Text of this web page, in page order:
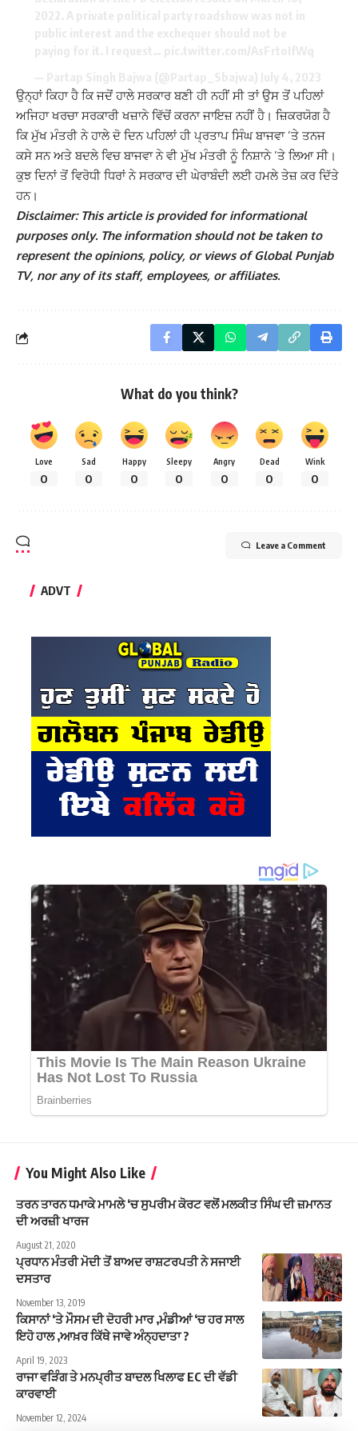
ਉਨ੍ਹਾਂ ਕਿਹਾ ਹੈ ਕਿ ਜਦੋਂ ਹਾਲੇ ਸਰਕਾਰ ਬਣੀ ਹੀ ਨਹੀਂ ਸੀ ਤਾਂ ਉਸ ਤੋਂ ਪਹਿਲਾਂ
ਅਜਿਹਾ ਖਰਚਾ ਸਰਕਾਰੀ ਖਜ਼ਾਨੇ ਵਿੱਚੋਂ ਕਰਨਾ ਜਾਇਜ਼ ਨਹੀਂ ਹੈ। ਜ਼ਿਕਰਯੋਗ ਹੈ
ਕਿ ਮੁੱਖ ਮੰਤਰੀ ਨੇ ਹਾਲੇ ਦੋ ਦਿਨ ਪਹਿਲਾਂ ਹੀ ਪ੍ਰਤਾਪ ਸਿੰਘ ਬਾਜਵਾ ’ਤੇ ਤਨਜ
ਕਸੇ ਸਨ ਅਤੇ ਬਦਲੇ ਵਿਚ ਬਾਜਵਾ ਨੇ ਵੀ ਮੁੱਖ ਮੰਤਰੀ ਨੂੰ ਨਿਸ਼ਾਨੇ ’ਤੇ ਲਿਆ ਸੀ।
ਕੁਝ ਦਿਨਾਂ ਤੋਂ ਵਿਰੋਧੀ ਧਿਰਾਂ ਨੇ ਸਰਕਾਰ ਦੀ ਘੇਰਾਬੰਦੀ ਲਈ ਹਮਲੇ ਤੇਜ਼ ਕਰ ਦਿੱਤੇ
ਹਨ।
Disclaimer: This article is provided for informational
purposes only. The information should not be taken to
represent the opinions, policy, or views of Global Punjab
TV, nor any of its staff, employees, or affiliates.
What do you think?
Love
0
Sad
0
Happy
0
Sleepy
0
Angry
0
Dead
0
Wink
0
Leave a Comment
ADVT
You Might Also Like
ਤਰਨ ਤਾਰਨ ਧਮਾਕੇ ਮਾਮਲੇ ‘ਚ ਸੁਪਰੀਮ ਕੋਰਟ ਵਲੋਂ ਮਲਕੀਤ ਸਿੰਘ ਦੀ ਜ਼ਮਾਨਤ
ਦੀ ਅਰਜ਼ੀ ਖਾਰਜ
August 21, 2020
ਪ੍ਰਧਾਨ ਮੰਤਰੀ ਮੋਦੀ ਤੋਂ ਬਾਅਦ ਰਾਸ਼ਟਰਪਤੀ ਨੇ ਸਜਾਈ
ਦਸਤਾਰ
November 13, 2019
ਕਿਸਾਨਾਂ ‘ਤੇ ਮੌਸਮ ਦੀ ਦੋਹਰੀ ਮਾਰ ,ਮੰਡੀਆਂ ‘ਚ ਹਰ ਸਾਲ
ਇਹੋ ਹਾਲ ,ਆਖ਼ਰ ਕਿੱਥੇ ਜਾਵੇ ਅੰਨ੍ਹਦਾਤਾ ?
April 19, 2023
ਰਾਜਾ ਵੜਿੰਗ ਤੇ ਮਨਪ੍ਰੀਤ ਬਾਦਲ ਖਿਲਾਫ EC ਦੀ ਵੱਡੀ
ਕਾਰਵਾਈ
November 12, 2024